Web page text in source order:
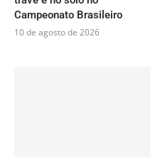
Campeonato Brasileiro
10 de agosto de 2026